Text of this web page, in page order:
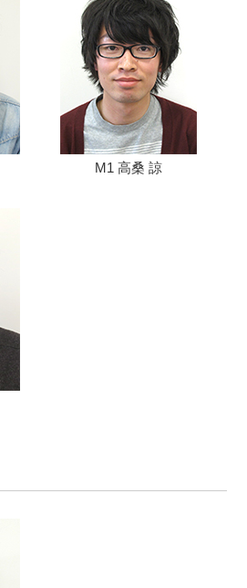
M1 高桑 諒